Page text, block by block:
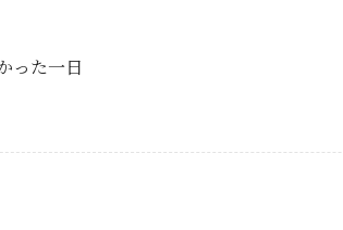
った一日